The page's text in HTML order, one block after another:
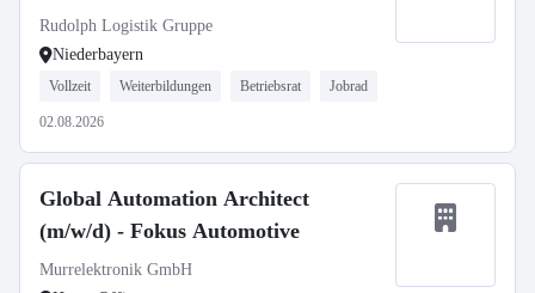
Rudolph Logistik Gruppe
Niederbayern
Vollzeit Weiterbildungen Betriebsrat Jobrad
02.08.2026
Global Automation Architect
(m/w/d) - Fokus Automotive
Murrelektronik GmbH